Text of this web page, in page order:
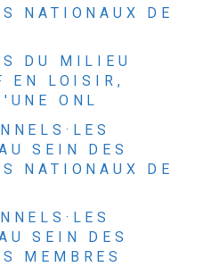
NATIONAUX DE
DU MILIEU
EN LOISIR,
ONL
SEIN DES
NATIONAUX DE
SEIN DES
MEMBRES